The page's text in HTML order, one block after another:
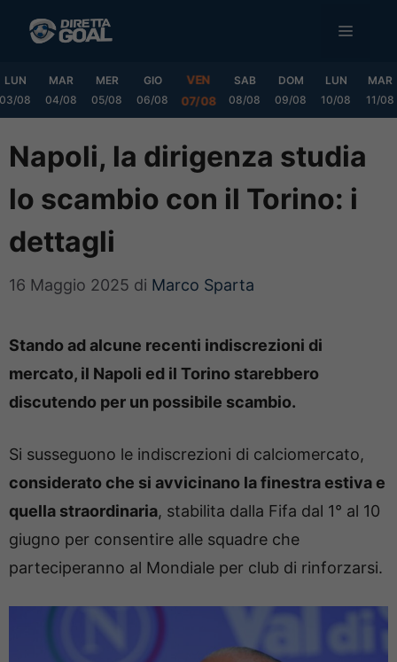
MENU
LUN
03/08
MAR
04/08
MER
05/08
GIO
06/08
VEN
07/08
SAB
08/08
DOM
09/08
LUN
10/08
MAR
11/08
Napoli, la dirigenza studia
lo scambio con il Torino: i
dettagli
16 Maggio 2025 di Marco Sparta
Stando ad alcune recenti indiscrezioni di
mercato, il Napoli ed il Torino starebbero
discutendo per un possibile scambio.
Si susseguono le indiscrezioni di calciomercato,
considerato che si avvicinano la finestra estiva e
quella straordinaria, stabilita dalla Fifa dal 1° al 10
giugno per consentire alle squadre che
parteciperanno al Mondiale per club di rinforzarsi.